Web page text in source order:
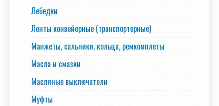
Лебедки
Ленты конвейерные (транспортерные)
Манжеты, сальники, кольца, ремкомплеты
Масла и смазки
Масляные выключатели
Муфты